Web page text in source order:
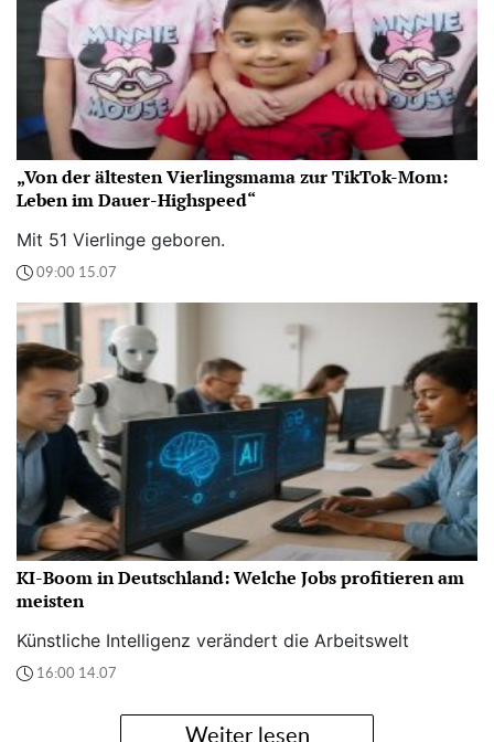
„Von der ältesten Vierlingsmama zur TikTok-Mom:
Leben im Dauer-Highspeed“
Mit 51 Vierlinge geboren.
09:00 15.07
KI-Boom in Deutschland: Welche Jobs profitieren am
meisten
Künstliche Intelligenz verändert die Arbeitswelt
16:00 14.07
Weiter lesen